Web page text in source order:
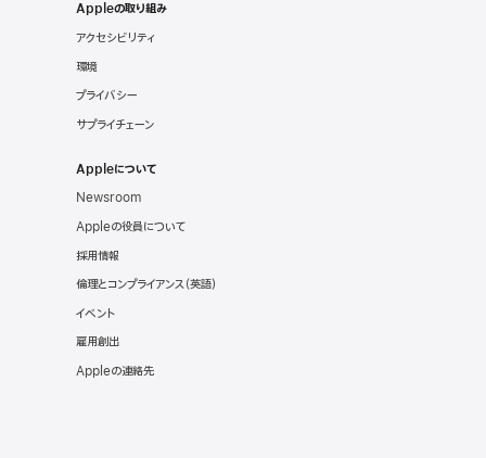
Appleの取り組み
アクセシビリティ
環境
プライバシー
サプライチェーン
Appleについて
Newsroom
Appleの役員について
採用情報
倫理とコンプライアンス（英語）
イベント
雇用創出
Appleの連絡先